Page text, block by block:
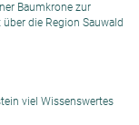
Baumkrone zur
die Region Sauwald
viel Wissenswertes